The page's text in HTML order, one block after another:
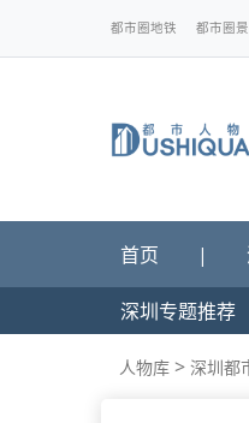
都市圈地铁 都市圈
首页 |
深圳专题推荐
人物库 > 深圳都